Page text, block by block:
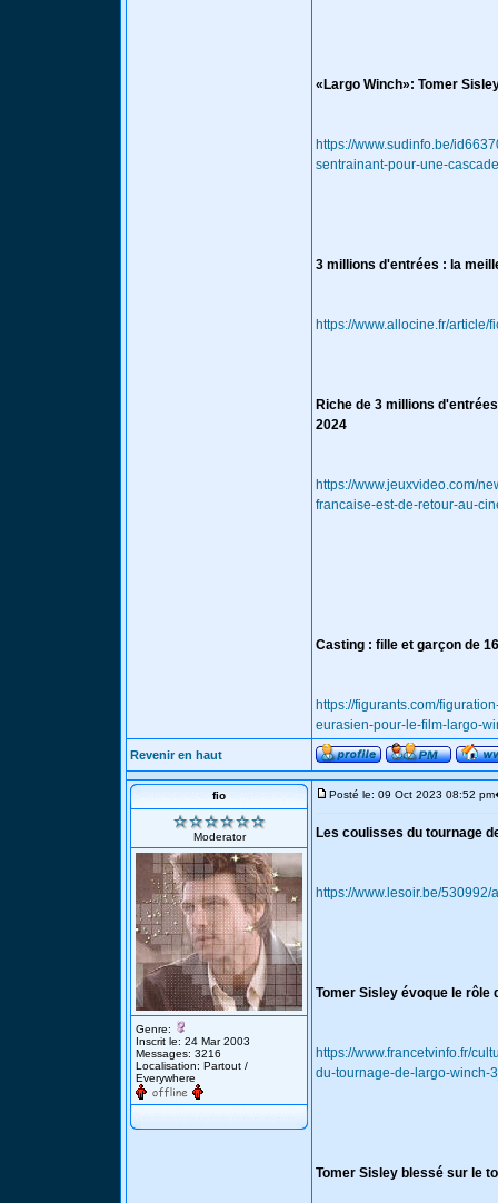
«Largo Winch»: Tomer
https://www.sudinfo.be/
sentrainant-pour-une-cascade
3 millions d'entrées : la
https://www.allocine.fr/
Riche de 3 millions
2024
https://www.jeuxvideo.com/
francaise-est-de-retour-au-
Casting : fille et garçon de
https://figurants.com/
eurasien-pour-le-film-largo-
Revenir en haut
fio
Moderator
Genre:
Inscrit le: 24 Mar 2003
Messages: 3216
Localisation: Partout /
Everywhere
Posté le: 09 Oct 2023 08:52 pm
Les coulisses du tournage
https://www.lesoir.be/
Tomer Sisley évoque le rôle
https://www.francetvinfo.fr/
du-tournage-de-largo-winch-
Tomer Sisley blessé sur le